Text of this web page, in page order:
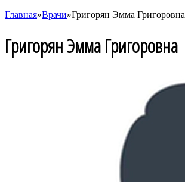
Главная»Врачи»Григорян Эмма Григоровна
Григорян Эмма Григоровна